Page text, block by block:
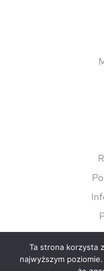
Ta strona korzysta
najwyższym